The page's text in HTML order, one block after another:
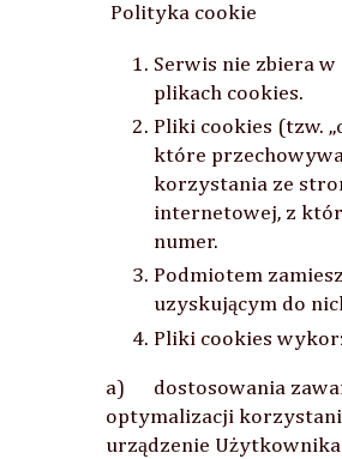
Polityka cookie
Serwis nie zbiera
plikach cookies.
Pliki cookies (tzw.
które
korzystania ze
internetowej, z
numer.
Podmiotem
uzyskującym do
Pliki cookies
a) dostosowania
optymalizacji
urządzenie